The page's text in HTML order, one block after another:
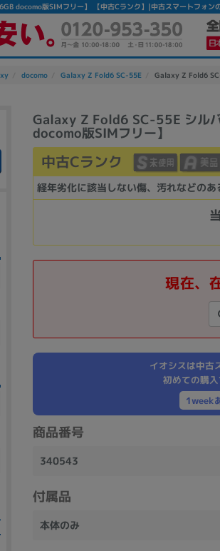
docomo版SIMフリー】 【中古Cランク】|中古スマートフォンの
docomo Galaxy Z Fold6 SC-55E Galaxy Z Fold6
Galaxy Z Fold6 SC-55E シル
docomo版SIMフリー】
中古Cランク
経年劣化に該当しない傷、汚れなどのあ
現在、
イオシスは中古
初めての購
1week
商品番号
340543
付属品
本体のみ
かんたんパソコン検
Thinkpad VAIO